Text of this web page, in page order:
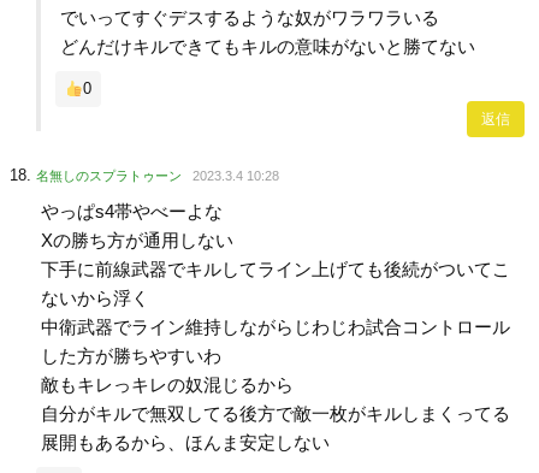
でいってすぐデスするような奴がワラワラいる
どんだけキルできてもキルの意味がないと勝てない
0
返信
名無しのスプラトゥーン 2023.3.4 10:28
やっぱs4帯やべーよな
Xの勝ち方が通用しない
下手に前線武器でキルしてライン上げても後続がついてこ
ないから浮く
中衛武器でライン維持しながらじわじわ試合コントロール
した方が勝ちやすいわ
敵もキレっキレの奴混じるから
自分がキルで無双してる後方で敵一枚がキルしまくってる
展開もあるから、ほんま安定しない